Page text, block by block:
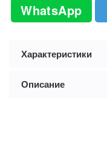
WhatsApp
Характеристики
Описание